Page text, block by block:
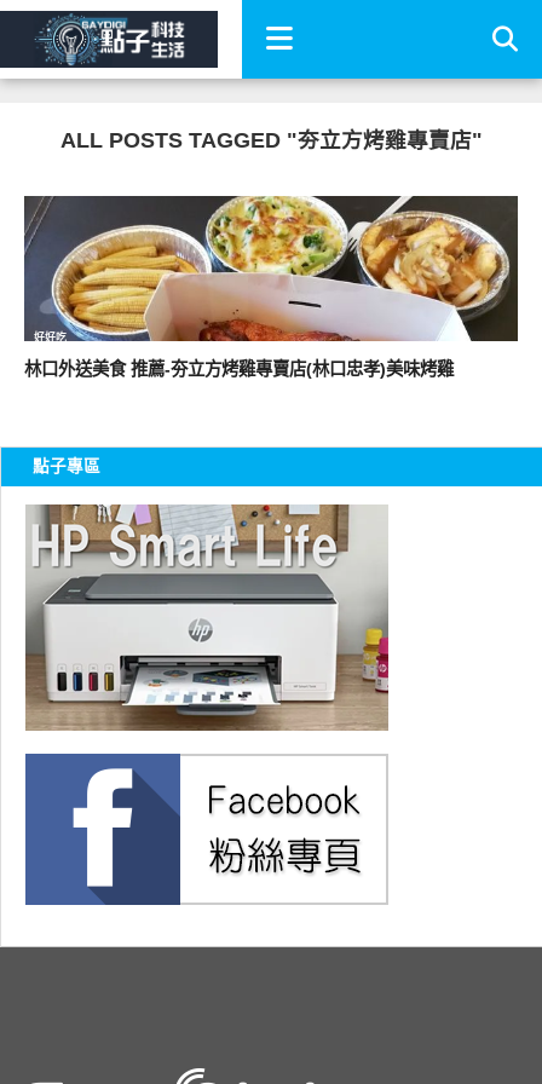
ALL POSTS TAGGED "夯立方烤雞專賣店"
好好吃
林口外送美食 推薦-夯立方烤雞專賣店(林口忠孝)美味烤雞
點子專區